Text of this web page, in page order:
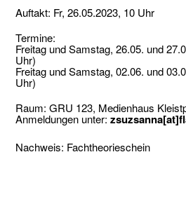
Auftakt: Fr, 26.05.2023, 10 Uhr
Termine:
Freitag und Samstag, 26.05. und
Uhr)
Freitag und Samstag, 02.06. und0
Uhr)
Raum: GRU 123, Medienhaus
Anmeldungen unter:
Nachweis: Fachtheorieschein